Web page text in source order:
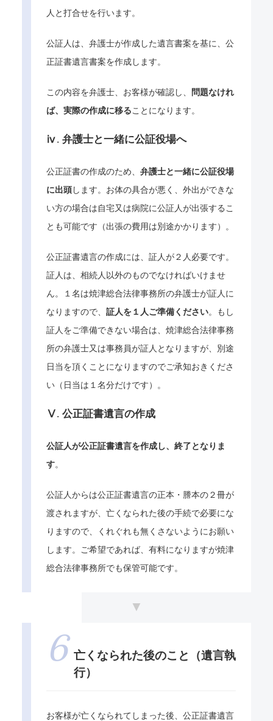
人と打合せを行います。
公証人は、弁護士が作成した遺言書案を基に、公
正証書遺言書案を作成します。
この内容を弁護士、お客様が確認し、
問題なけれ
ば、実際の作成に移ることになります。
ⅳ. 弁護士と一緒に公証役場へ
公正証書の作成のため、 弁護士と一緒に公証役場
に出頭します。お体の具合が悪く、外出ができな
い方の場合は自宅又は病院に公証人が出張するこ
とも可能です（出張の費用は別途かかります）。
公正証書遺言の作成には、証人が２人必要です。
証人は、相続人以外のものでなければいけませ
ん。１名は焼津総合法律事務所の弁護士が証人に
なりますので、 証人を１人ご準備ください。もし
証人をご準備できない場合は、焼津総合法律事務
所の弁護士又は事務員が証人となりますが、別途
日当を頂くことになりますのでご承知おきくださ
い（日当は１名分だけです）。
Ⅴ. 公正証書遺言の作成
公証人が公正証書遺言を作成し、終了となりま
す。
公証人からは公正証書遺言の正本・謄本の２冊が
渡されますが、亡くなられた後の手続で必要にな
りますので、くれぐれも無くさないようにお願い
します。ご希望であれば、有料になりますが焼津
総合法律事務所でも保管可能です。
亡くなられた後のこと（遺言執
行）
お客様が亡くなられてしまった後、公正証書遺言